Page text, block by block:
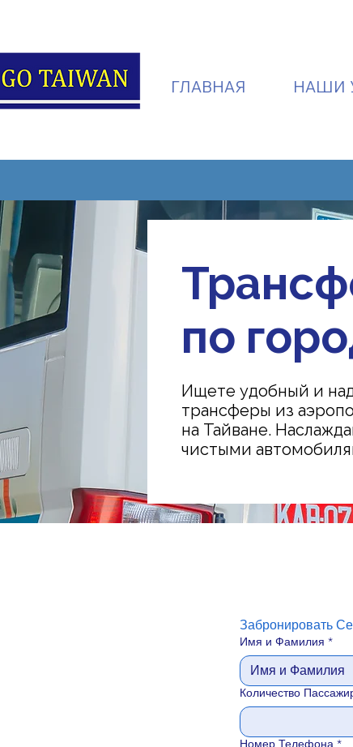
ГЛАВНАЯ НАШИ
по
Ищете удобный и
трансферы из
на Тайване.
чистыми
Забронировать
Имя и Фамилия *
Количество
Номер Телефона *